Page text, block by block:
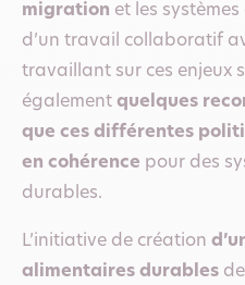
migration et les
d’un travail collaboratif
travaillant sur ces enjeux
également quelques
que ces différentes
en cohérence pour des
durables.
L’initiative de création
alimentaires durables